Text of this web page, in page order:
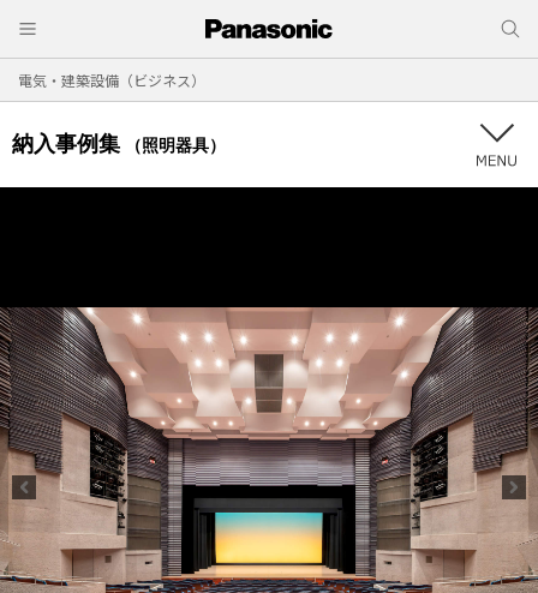
電気・建築設備（ビジネス）
納入事例集 （照明器具）